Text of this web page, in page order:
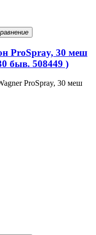
ProSpray, 30 меш
быв. 508449 )
ProSpray, 30 меш